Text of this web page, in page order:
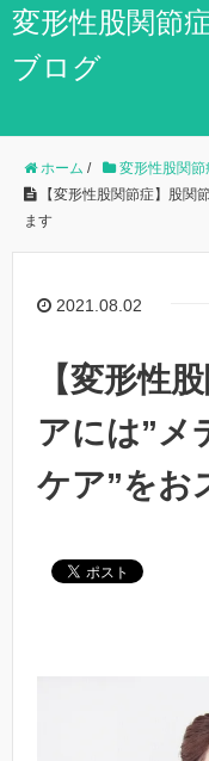
変形性股関節
ブログ
ホーム / 変形性股関
【変形性股関節症】股関
ます
2021.08.02
【変形性
アには”メ
ケア”をお